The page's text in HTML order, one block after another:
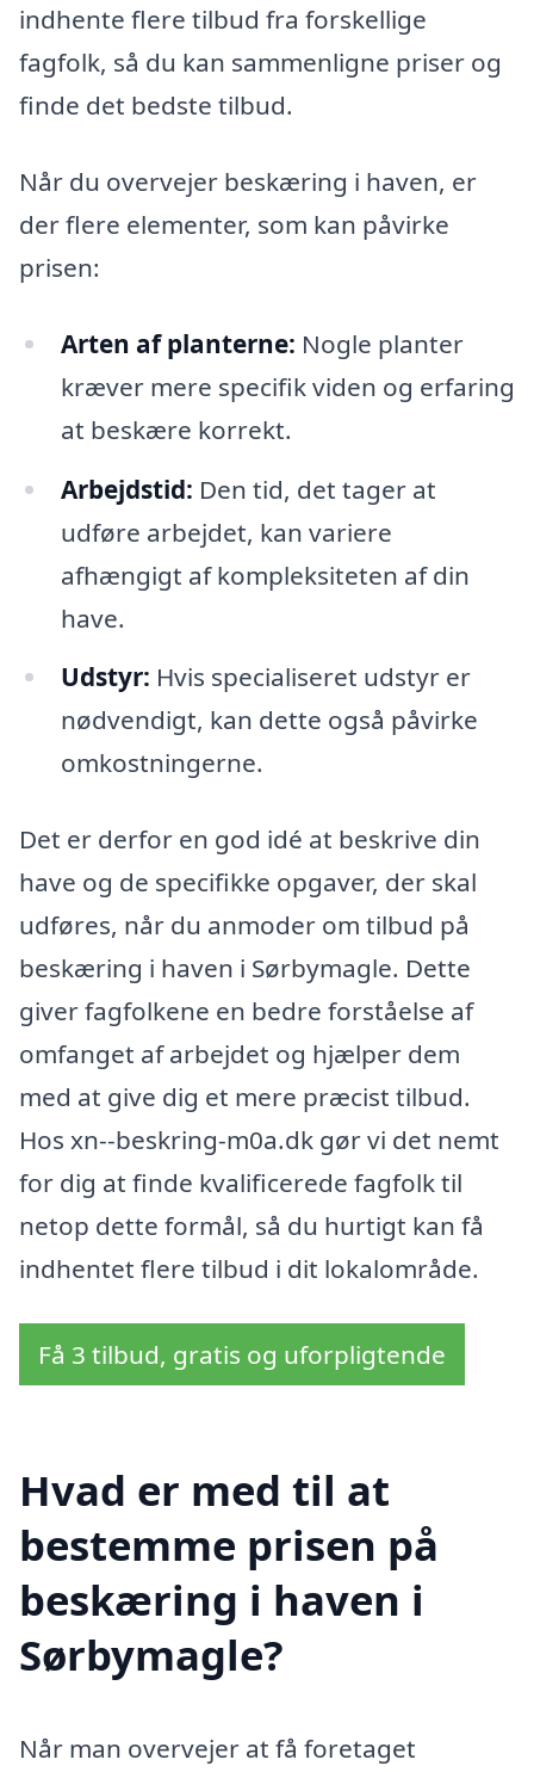
indhente flere tilbud fra forskellige
fagfolk, så du kan sammenligne priser og
finde det bedste tilbud.
Når du overvejer beskæring i haven, er
der flere elementer, som kan påvirke
prisen:
Arten af planterne: Nogle planter
kræver mere specifik viden og erfaring
at beskære korrekt.
Arbejdstid: Den tid, det tager at
udføre arbejdet, kan variere
afhængigt af kompleksiteten af din
have.
Udstyr: Hvis specialiseret udstyr er
nødvendigt, kan dette også påvirke
omkostningerne.
Det er derfor en god idé at beskrive din
have og de specifikke opgaver, der skal
udføres, når du anmoder om tilbud på
beskæring i haven i Sørbymagle. Dette
giver fagfolkene en bedre forståelse af
omfanget af arbejdet og hjælper dem
med at give dig et mere præcist tilbud.
Hos xn--beskring-m0a.dk gør vi det nemt
for dig at finde kvalificerede fagfolk til
netop dette formål, så du hurtigt kan få
indhentet flere tilbud i dit lokalområde.
Få 3 tilbud, gratis og uforpligtende
Hvad er med til at
bestemme prisen på
beskæring i haven i
Sørbymagle?
Når man overvejer at få foretaget